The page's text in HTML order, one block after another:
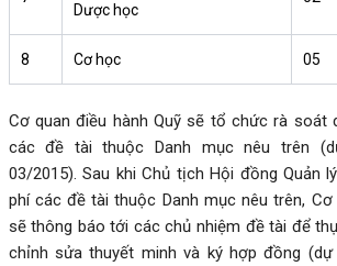
Dược học
8 Cơ học 05
Cơ quan điều hành Quỹ sẽ tổ chức rà soát
các đề tài thuộc Danh mục nêu trên
03/2015). Sau khi Chủ tịch Hội đồng Quản
phí các đề tài thuộc Danh mục nêu trên, Cơ
sẽ thông báo tới các chủ nhiệm đề tài để
chỉnh sửa thuyết minh và ký hợp đồng